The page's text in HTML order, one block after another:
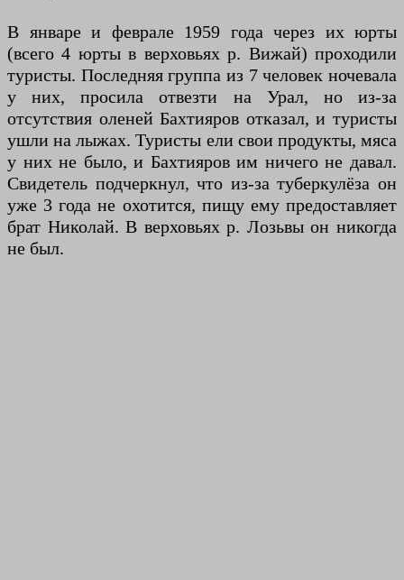
В январе и феврале 1959 года через их юрты
(всего 4 юрты в верховьях р. Вижай) проходили
туристы. Последняя группа из 7 человек ночевала
у них, просила отвезти на Урал, но из-за
отсутствия оленей Бахтияров отказал, и туристы
ушли на лыжах. Туристы ели свои продукты, мяса
у них не было, и Бахтияров им ничего не давал.
Свидетель подчеркнул, что из-за туберкулёза он
уже 3 года не охотится, пищу ему предоставляет
брат Николай. В верховьях р. Лозьвы он никогда
не был.